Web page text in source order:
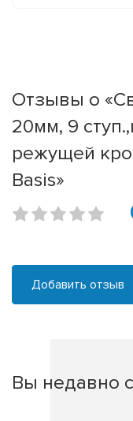
Отзывы о
20мм, 9
режущей
Basis»
Добавить отзыв
Вы недавно